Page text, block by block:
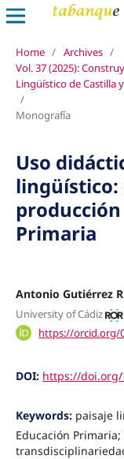
Home / Archives /
Vol. 37 (2025):
Lingüístico de Castilla
/
Monografía
Uso
lingüístico:
Primaria
Antonio Gutiérrez
University of Cádiz
https://orcid.org/
DOI: https://doi.org/
Keywords: paisaje
Educación